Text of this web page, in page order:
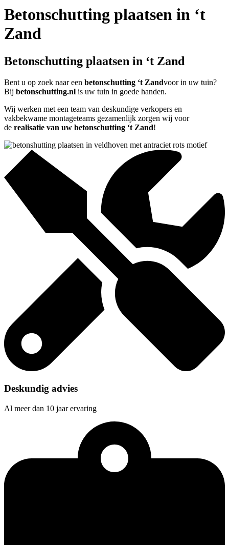
Betonschutting plaatsen in ‘t
Zand
Betonschutting plaatsen in ‘t Zand
Bent u op zoek naar een betonschutting ‘t Zandvoor in uw tuin?
Bij betonschutting.nl is uw tuin in goede handen.
Wij werken met een team van deskundige verkopers en
vakbekwame montageteams gezamenlijk zorgen wij voor
de realisatie van uw betonschutting ‘t Zand!
Deskundig advies
Al meer dan 10 jaar ervaring